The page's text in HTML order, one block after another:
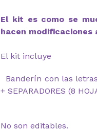
El kit es como se
hacen modificaciones
El kit incluye
Banderín con las
+ SEPARADORES (8
No son editables.